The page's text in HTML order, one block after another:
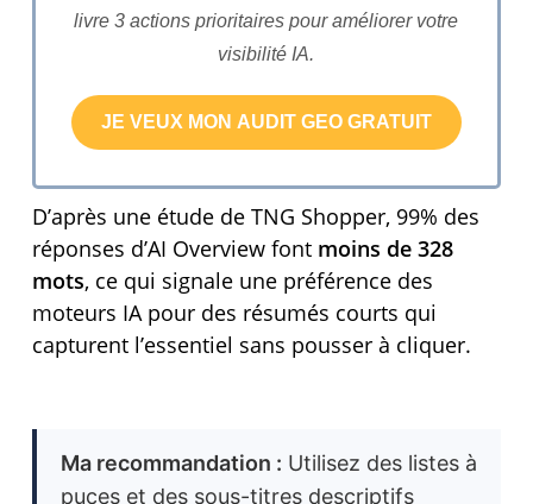
livre 3 actions prioritaires pour améliorer votre
visibilité IA.
D’après une étude de TNG Shopper, 99% des
réponses d’AI Overview font moins de 328
mots, ce qui signale une préférence des
moteurs IA pour des résumés courts qui
capturent l’essentiel sans pousser à cliquer.
Ma recommandation : Utilisez des listes à
puces et des sous-titres descriptifs